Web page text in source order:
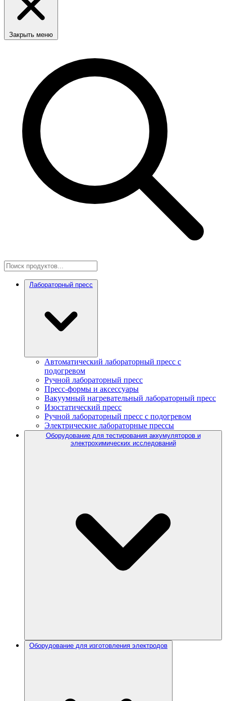
Закрыть меню
Лабораторный пресс
Автоматический лабораторный пресс с
подогревом
Ручной лабораторный пресс
Пресс-формы и аксессуары
Вакуумный нагревательный лабораторный пресс
Изостатический пресс
Ручной лабораторный пресс с подогревом
Электрические лабораторные прессы
Оборудование для тестирования аккумуляторов и
электрохимических исследований
Оборудование для изготовления электродов